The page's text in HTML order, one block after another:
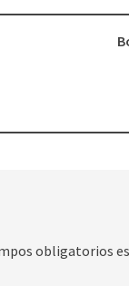
obligatorios